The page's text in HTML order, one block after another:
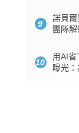
9
諾貝
團隊
10
用AI省
曝光